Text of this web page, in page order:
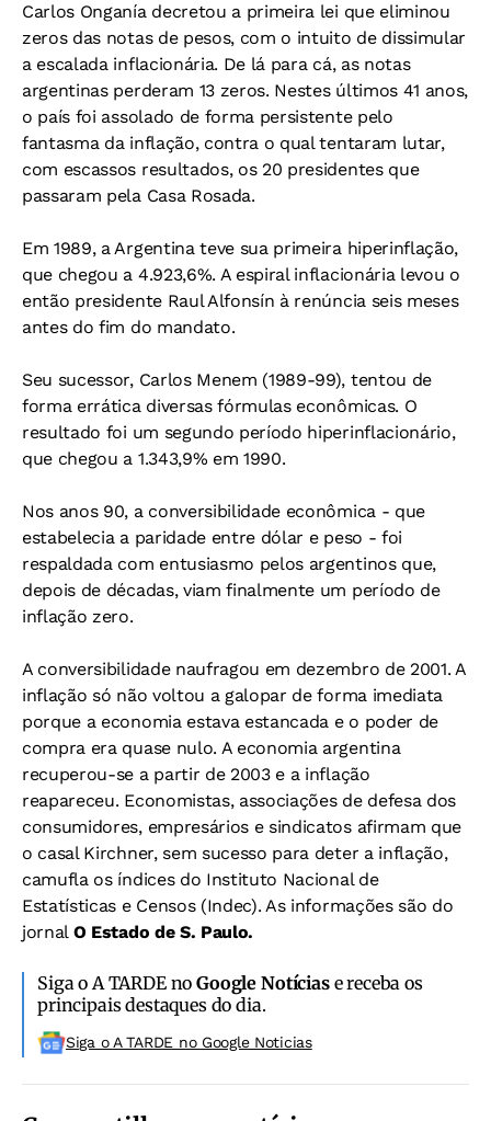
Carlos Onganía decretou a primeira lei que eliminou
zeros das notas de pesos, com o intuito de dissimular
a escalada inflacionária. De lá para cá, as notas
argentinas perderam 13 zeros. Nestes últimos 41 anos,
o país foi assolado de forma persistente pelo
fantasma da inflação, contra o qual tentaram lutar,
com escassos resultados, os 20 presidentes que
passaram pela Casa Rosada.
Em 1989, a Argentina teve sua primeira hiperinflação,
que chegou a 4.923,6%. A espiral inflacionária levou o
então presidente Raul Alfonsín à renúncia seis meses
antes do fim do mandato.
Seu sucessor, Carlos Menem (1989-99), tentou de
forma errática diversas fórmulas econômicas. O
resultado foi um segundo período hiperinflacionário,
que chegou a 1.343,9% em 1990.
Nos anos 90, a conversibilidade econômica - que
estabelecia a paridade entre dólar e peso - foi
respaldada com entusiasmo pelos argentinos que,
depois de décadas, viam finalmente um período de
inflação zero.
A conversibilidade naufragou em dezembro de 2001. A
inflação só não voltou a galopar de forma imediata
porque a economia estava estancada e o poder de
compra era quase nulo. A economia argentina
recuperou-se a partir de 2003 e a inflação
reapareceu. Economistas, associações de defesa dos
consumidores, empresários e sindicatos afirmam que
o casal Kirchner, sem sucesso para deter a inflação,
camufla os índices do Instituto Nacional de
Estatísticas e Censos (Indec). As informações são do
jornal O Estado de S. Paulo.
Siga o A TARDE noGoogle Notíciase receba os
principais destaques do dia.
Siga o A TARDE no Google Noticias